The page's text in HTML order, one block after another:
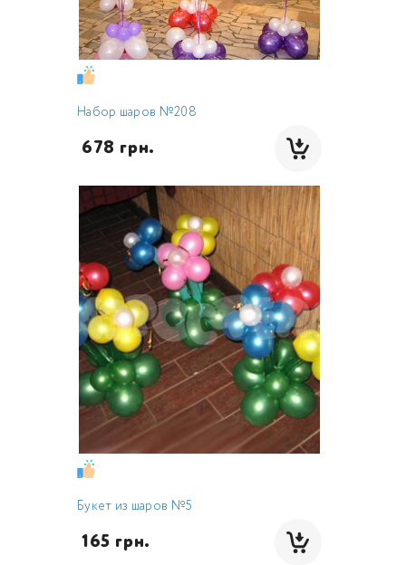
Набор шаров №208
678 грн.
Букет из шаров №5
165 грн.